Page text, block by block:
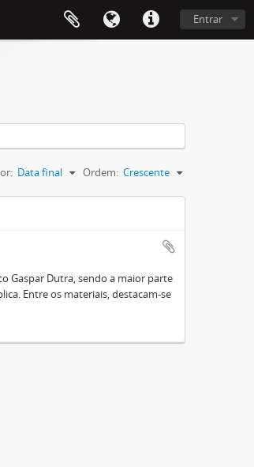
Entrar
Data final Ordem: Crescente
Gaspar Dutra, sendo a maior parte
Entre os materiais, destacam-se